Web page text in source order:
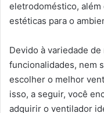
eletrodoméstico,
estéticas para o
Devido à variedade
funcionalidades, nem
escolher o melhor
isso, a seguir, você
adquirir o ventilador